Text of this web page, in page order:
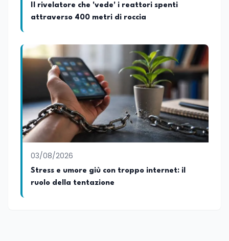
Il rivelatore che 'vede' i reattori spenti
attraverso 400 metri di roccia
03/08/2026
Stress e umore giù con troppo internet: il
ruolo della tentazione